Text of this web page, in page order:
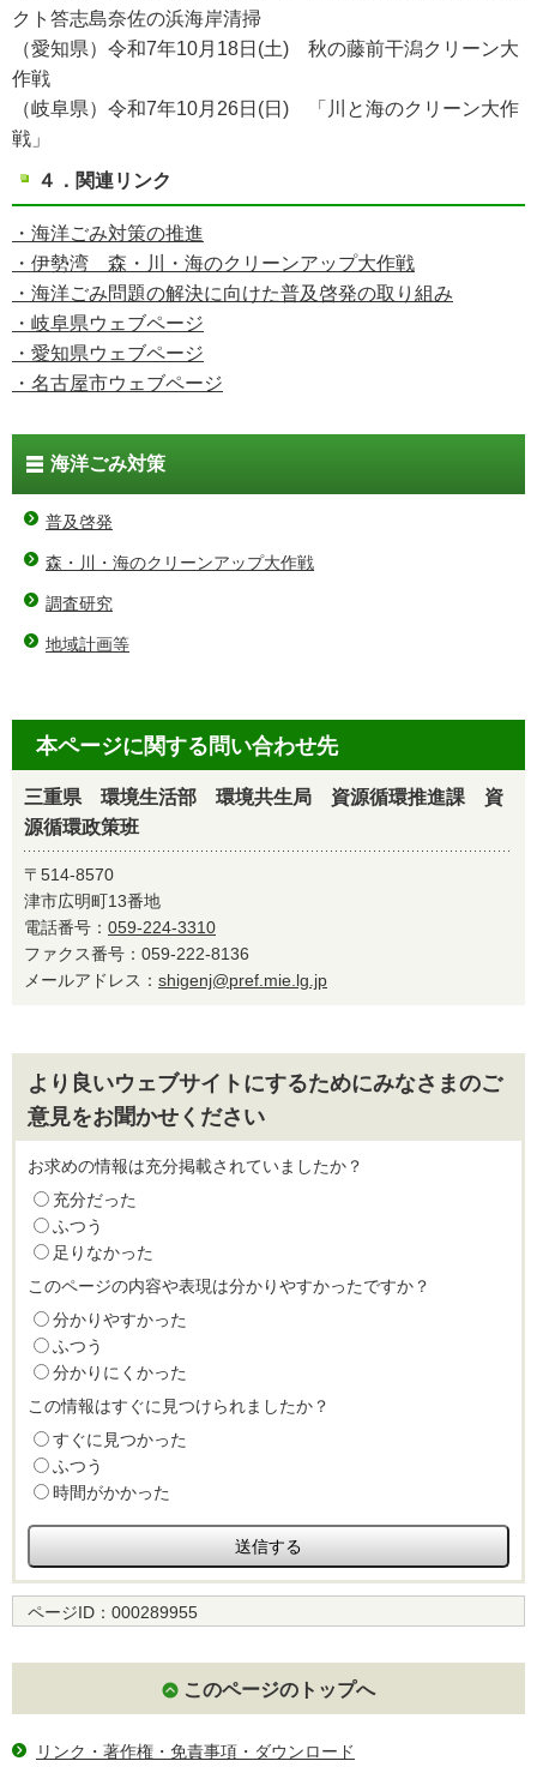
クト答志島奈佐の浜海岸清掃
（愛知県）令和7年10月18日(土) 秋の藤前干潟クリーン大
作戦
（岐阜県）令和7年10月26日(日) 「川と海のクリーン大作
戦」
４．関連リンク
・海洋ごみ対策の推進
・伊勢湾 森・川・海のクリーンアップ大作戦
・海洋ごみ問題の解決に向けた普及啓発の取り組み
・岐阜県ウェブページ
・愛知県ウェブページ
・名古屋市ウェブページ
海洋ごみ対策
普及啓発
森・川・海のクリーンアップ大作戦
調査研究
地域計画等
本ページに関する問い合わせ先
三重県 環境生活部 環境共生局 資源循環推進課 資
源循環政策班
〒514-8570
津市広明町13番地
電話番号： 059-224-3310
ファクス番号：059-222-8136
メールアドレス： shigenj@pref.mie.lg.jp
より良いウェブサイトにするためにみなさまのご
意見をお聞かせください
お求めの情報は充分掲載されていましたか？
充分だった
ふつう
足りなかった
このページの内容や表現は分かりやすかったですか？
分かりやすかった
ふつう
分かりにくかった
この情報はすぐに見つけられましたか？
すぐに見つかった
ふつう
時間がかかった
ページID： 000289955
このページのトップへ
リンク・著作権・免責事項・ダウンロード